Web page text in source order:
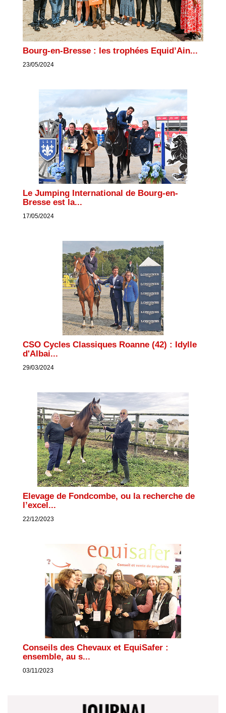
Bourg-en-Bresse : les trophées Equid’Ain...
23/05/2024
Le Jumping International de Bourg-en-
Bresse est la...
17/05/2024
CSO Cycles Classiques Roanne (42) : Idylle
d'Albai...
29/03/2024
Elevage de Fondcombe, ou la recherche de
l’excel...
22/12/2023
Conseils des Chevaux et EquiSafer :
ensemble, au s...
03/11/2023